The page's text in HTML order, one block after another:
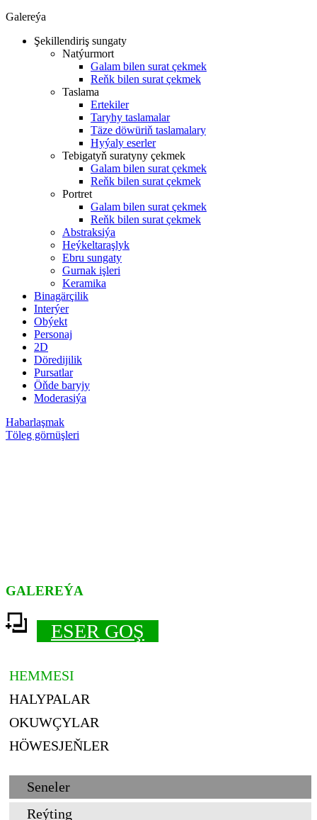
Galereýa
Şekillendiriş sungaty
Natýurmort
Galam bilen surat çekmek
Reňk bilen surat çekmek
Taslama
Ertekiler
Taryhy taslamalar
Täze döwüriň taslamalary
Hyýaly eserler
Tebigatyň suratyny çekmek
Galam bilen surat çekmek
Reňk bilen surat çekmek
Portret
Galam bilen surat çekmek
Reňk bilen surat çekmek
Abstraksiýa
Heýkeltaraşlyk
Ebru sungaty
Gurnak işleri
Keramika
Binagärçilik
Interýer
Obýekt
Personaj
2D
Döredijilik
Pursatlar
Öňde baryjy
Moderasiýa
Habarlaşmak
Töleg görnüşleri
GALEREÝA
ESER GOŞ
HEMMESI
HALYPALAR
OKUWÇYLAR
HÖWESJEŇLER
Seneler
Reýting